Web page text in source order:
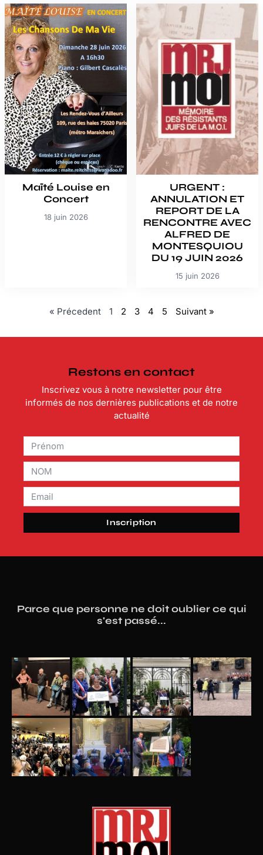
Maïté Louise en
Concert
18 juin 2026
URGENT :
ANNULATION ET
REPORT DE LA
RENCONTRE AVEC
ALFRED DE
MONTESQUIOU
DU 19 JUIN 2026
15 juin 2026
« Précedent 1 2 3 4 5 Suivant »
Restons en contact
Inscrivez vous à notre newsletter pour être
informés de nos dernières publications et de notre
actualité
Inscription
Parce que personne ne doit oublier ce qui
s'est passé...